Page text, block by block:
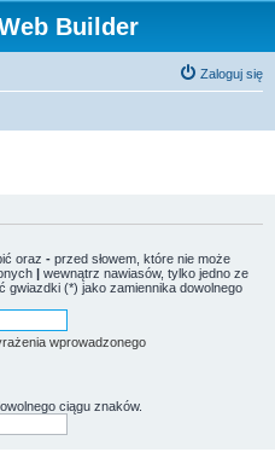
Builder
Zaloguj się
oraz - przed słowem, które nie może
| wewnątrz nawiasów, tylko jedno ze
gwiazdki (*) jako zamiennika dowolnego
wprowadzonego
ciągu znaków.